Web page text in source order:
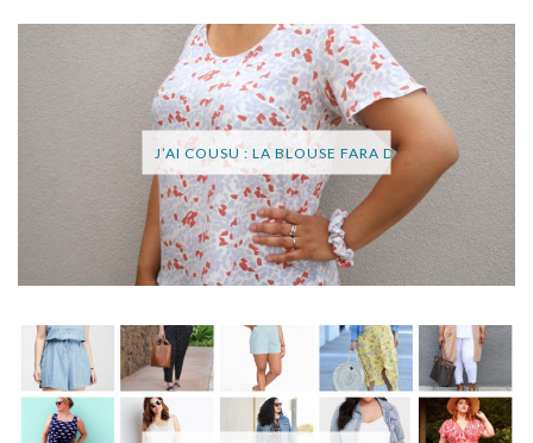
J’AI COUSU : LA BLOUSE FARA DE SOPHIE DENYS